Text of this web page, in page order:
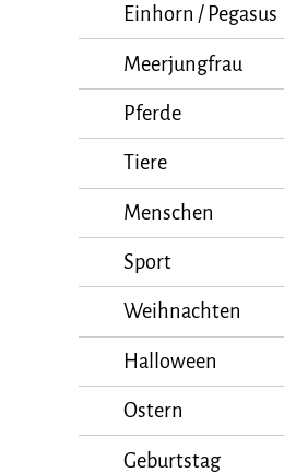
Einhorn / Pegasus
Meerjungfrau
Pferde
Tiere
Menschen
Sport
Weihnachten
Halloween
Ostern
Geburtstag